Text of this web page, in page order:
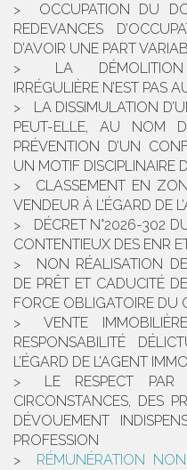
OCCUPATION DU
REDEVANCES
D’AVOIR UNE PART
LA
IRRÉGULIÈRE N’EST PAS
LA DISSIMULATION
PEUT-ELLE, AU NOM
PRÉVENTION D’UN
UN MOTIF DISCIPLINAIRE
CLASSEMENT EN
VENDEUR À L’ÉGARD DE
DÉCRET N°2026-302
CONTENTIEUX DES ENR
NON RÉALISATION
DE PRÊT ET CADUCITÉ
FORCE OBLIGATOIRE DU
VENTE
RESPONSABILITÉ
L’ÉGARD DE L’AGENT
LE RESPECT
CIRCONSTANCES, DES
DÉVOUEMENT
PROFESSION
RÉMUNÉRATION